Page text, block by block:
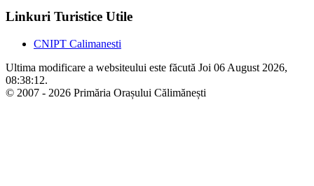
Linkuri Turistice Utile
CNIPT Calimanesti
Ultima modificare a websiteului este făcută Joi 06 August 2026,
08:38:12.
© 2007 - 2026 Primăria Orașului Călimănești